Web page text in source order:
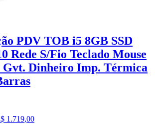
PDV TOB i5 8GB SSD
Rede S/Fio Teclado Mouse
Dinheiro Imp. Térmica
1.719,00